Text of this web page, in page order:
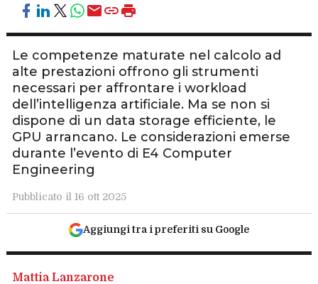
Le competenze maturate nel calcolo ad
alte prestazioni offrono gli strumenti
necessari per affrontare i workload
dell’intelligenza artificiale. Ma se non si
dispone di un data storage efficiente, le
GPU arrancano. Le considerazioni emerse
durante l’evento di E4 Computer
Engineering
Pubblicato il 16 ott 2025
Aggiungi tra i preferiti su Google
Mattia Lanzarone